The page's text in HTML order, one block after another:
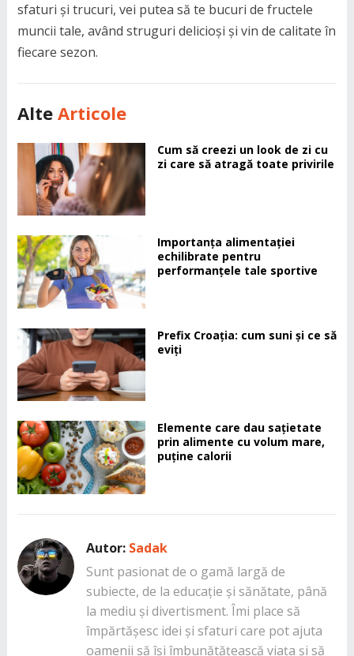
sfaturi și trucuri, vei putea să te bucuri de fructele
muncii tale, având struguri delicioși și vin de calitate în
fiecare sezon.
Alte Articole
Cum să creezi un look de zi cu
zi care să atragă toate privirile
Importanța alimentației
echilibrate pentru
performanțele tale sportive
Prefix Croația: cum suni și ce să
eviți
Elemente care dau sațietate
prin alimente cu volum mare,
puține calorii
Autor: Sadak
Sunt pasionat de o gamă largă de
subiecte, de la educație și sănătate, până
la mediu și divertisment. Îmi place să
împărtășesc idei și sfaturi care pot ajuta
oamenii să își îmbunătățească viața și să